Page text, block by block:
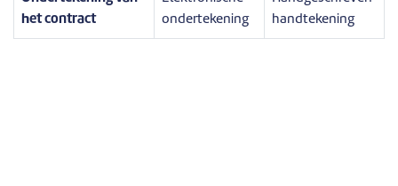
het contract
ondertekening
handtekening